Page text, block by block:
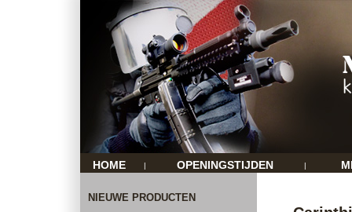
HOME | OPENINGSTIJDEN |
NIEUWE PRODUCTEN